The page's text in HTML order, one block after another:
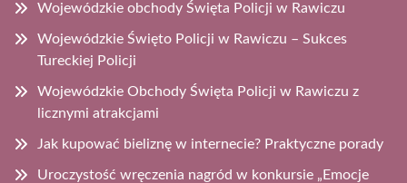
Wojewódzkie obchody Święta Policji w Rawiczu
Wojewódzkie Święto Policji w Rawiczu – Sukces
Tureckiej Policji
Wojewódzkie Obchody Święta Policji w Rawiczu z
licznymi atrakcjami
Jak kupować bieliznę w internecie? Praktyczne porady
Uroczystość wręczenia nagród w konkursie „Emocje